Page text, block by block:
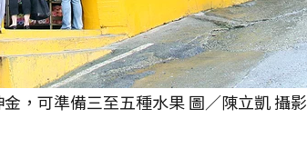
，可準備三至五種水果 圖／陳立凱 攝影